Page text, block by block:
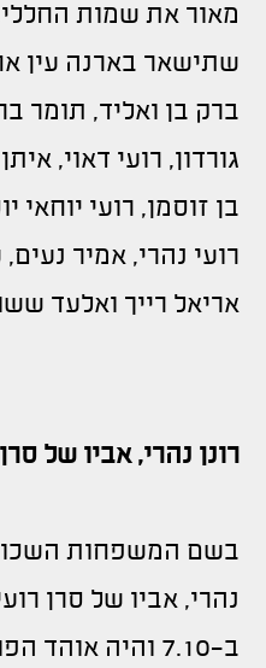
מאור את שמות
שתישאר בארנה עין
ברק בן ואליד, תומר
גורדון, רועי דאוי,
בן זוסמן, רועי יוחאי
רועי נהרי, אמיר
אריאל רייך ואלעד
רונן נהרי, אביו של
בשם המשפחות
נהרי, אביו של סרן
ב-7.10 והיה